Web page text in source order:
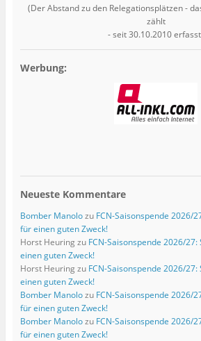
(Der Abstand zu den Relegationsplätzen -
zählt
- seit 30.10.2010
Werbung:
Neueste Kommentare
Bomber Manolozu FCN-Saisonspende 2026/
für einen guten Zweck!
Horst Heuring zu FCN-Saisonspende 2026/
einen guten Zweck!
Horst Heuring zu FCN-Saisonspende 2026/
einen guten Zweck!
Bomber Manolozu FCN-Saisonspende 2026/
für einen guten Zweck!
Bomber Manolozu FCN-Saisonspende 2026/
für einen guten Zweck!